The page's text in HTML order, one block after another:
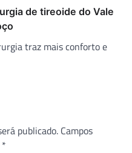
de tireoide do Vale
traz mais conforto e
publicado. Campos
*